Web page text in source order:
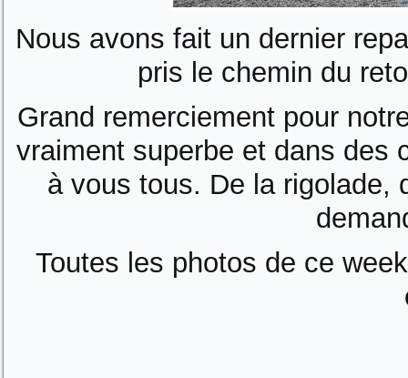
Nous avons fait un dernier
pris le chemin du
Grand remerciement pour
vraiment superbe et dans des
à vous tous. De la rigolade,
Toutes les photos de ce